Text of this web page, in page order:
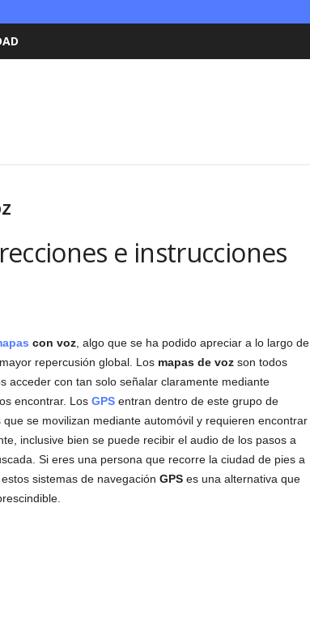
e instrucciones
con voz, algo que se ha podido apreciar a lo largo de
repercusión global. Los mapas de vozson todos
acceder con tan solo señalar claramente mediante
encontrar. Los GPSentran dentro de este grupo de
se movilizan mediante automóvil y requieren encontrar
inclusive bien se puede recibir el audio de los pasos a
Si eres una persona que recorre la ciudad de pies a
sistemas de navegación GPSes una alternativa que